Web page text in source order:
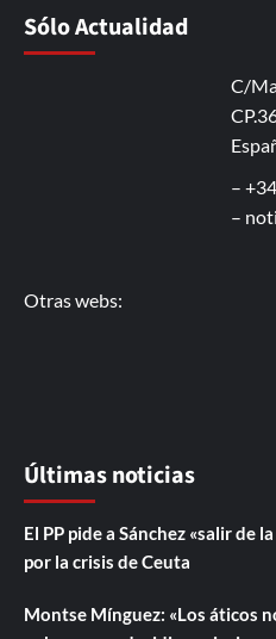
Sólo Actualidad
C/
–
–
Otras webs:
Últimas noticias
El PP pide a Sánchez «salir de
por la crisis de Ceuta
Montse Mínguez: «Los áticos